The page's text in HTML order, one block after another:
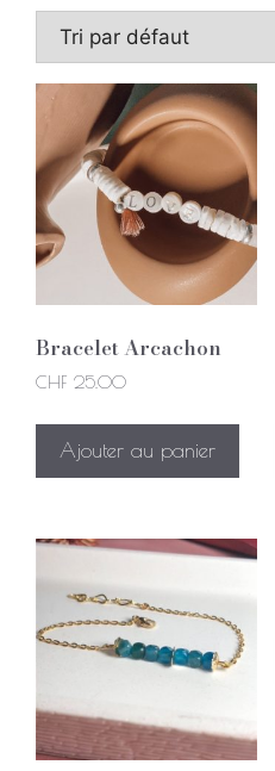
Bracelet Arcachon
CHF 25.00
Ajouter au panier